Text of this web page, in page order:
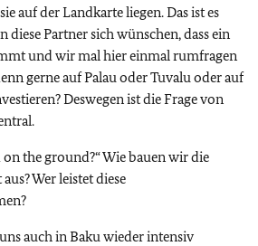
auf der Landkarte liegen. Das ist es
diese Partner sich wünschen, dass ein
und wir mal hier einmal rumfragen
gerne auf Palau oder Tuvalu oder auf
Deswegen ist die Frage von
the ground?“ Wie bauen wir die
Wer leistet diese
auch in Baku wieder intensiv